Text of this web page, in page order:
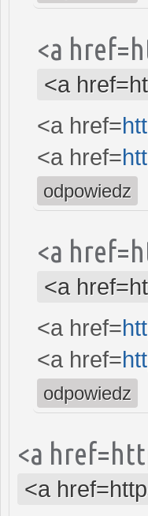
<a
<a
<a href=
<a href=
odpowiedz
<a
<a
<a href=
<a href=
odpowiedz
<a
<a